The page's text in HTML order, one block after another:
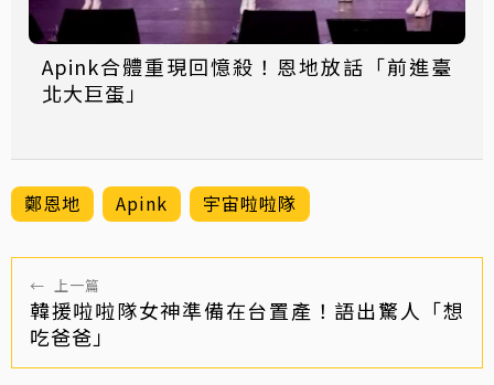
Apink合體重現回憶殺！恩地放話「前進臺
北大巨蛋」
鄭恩地 Apink 宇宙啦啦隊
← 上一篇
韓援啦啦隊女神準備在台置產！語出驚人「想
吃爸爸」